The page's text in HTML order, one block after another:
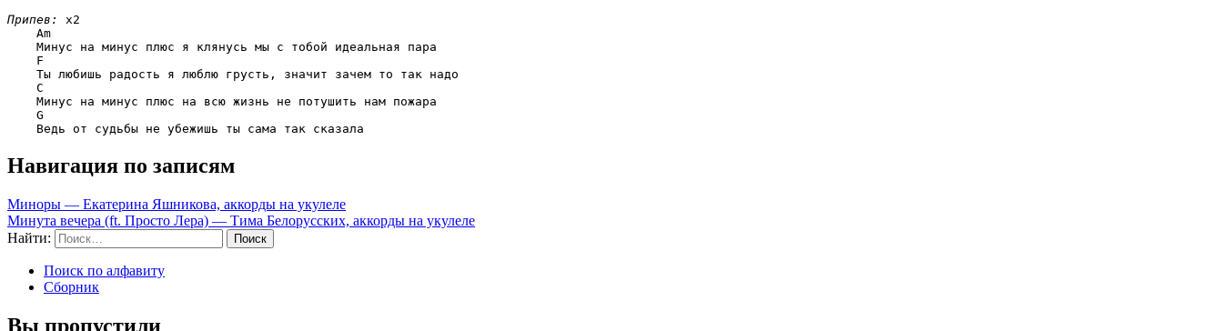
Припев:
x2
Am
    Минус на минус плюс я клянусь мы с тобой идеальная пара
F
    Ты любишь радость я люблю грусть, значит зачем то так надо
C
    Минус на минус плюс на всю жизнь не потушить нам пожара
G
Навигация по записям
Миноры — Екатерина Яшникова, аккорды на укулеле
Минута вечера (ft. Просто Лера) — Тима Белорусских, аккорды на укулеле
Найти:
Поиск по алфавиту
Сборник
Вы пропустили